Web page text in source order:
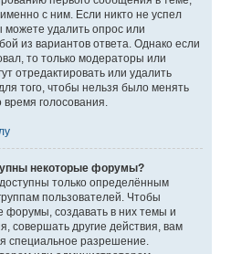
с ним. Если никто не успел
можете удалить опрос или
из вариантов ответа. Однако если
то только модераторы или
отредактировать или удалить
того, чтобы нельзя было менять
время голосования.
некоторые форумы?
только определённым
пользователей. Чтобы
форумы, создавать в них темы и
совершать другие действия, вам
специальное разрешение.